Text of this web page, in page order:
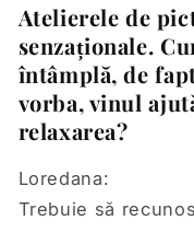
Atelierele de
senzaționale.
întâmplă, de
vorba, vinul
relaxarea?
Loredana:
Trebuie să